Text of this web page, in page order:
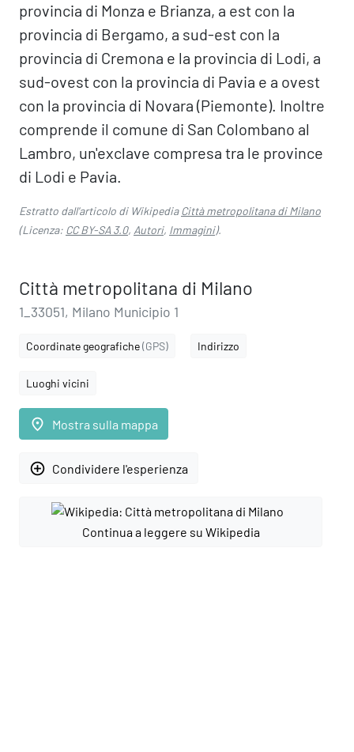
provincia di Monza e Brianza, a est con la
provincia di Bergamo, a sud-est con la
provincia di Cremona e la provincia di Lodi, a
sud-ovest con la provincia di Pavia e a ovest
con la provincia di Novara (Piemonte). Inoltre
comprende il comune di San Colombano al
Lambro, un'exclave compresa tra le province
di Lodi e Pavia.
Estratto dall'articolo di WikipediaCittà metropolitana di Milano
(Licenza: CC BY-SA 3.0, Autori, Immagini).
Città metropolitana di Milano
1_33051, Milano Municipio 1
Coordinate geografiche(GPS) Indirizzo
Luoghi vicini
place Mostra sulla mappa
add_circle_outline Condividere l'esperienza
Continua a leggere su Wikipedia